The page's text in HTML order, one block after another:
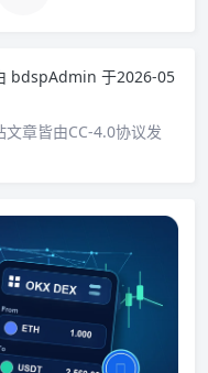
bdspAdmin 于2026-05
章皆由CC-4.0协议发